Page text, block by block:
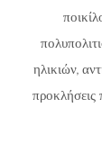
ηλικιών,
προκλήσεις